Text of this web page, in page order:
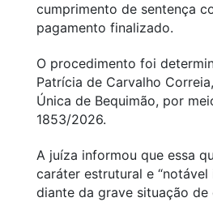
cumprimento de sentença
pagamento finalizado.
O procedimento foi
Patrícia de Carvalho
Única de Bequimão, por
1853/2026.
A juíza informou que essa
caráter estrutural e “notável
diante da grave situação de